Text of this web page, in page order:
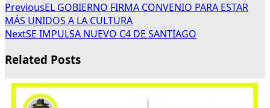
PreviousEL GOBIERNO FIRMA CONVENIO PARA ESTAR
MÁS UNIDOS A LA CULTURA
NextSE IMPULSA NUEVO C4 DE SANTIAGO
Related Posts